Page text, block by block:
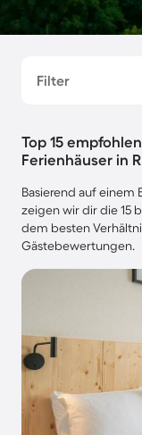
Filter
Top 15
Ferienhäuser in
Basierend auf einem
zeigen wir dir die 15
dem besten
Gästebewertungen.